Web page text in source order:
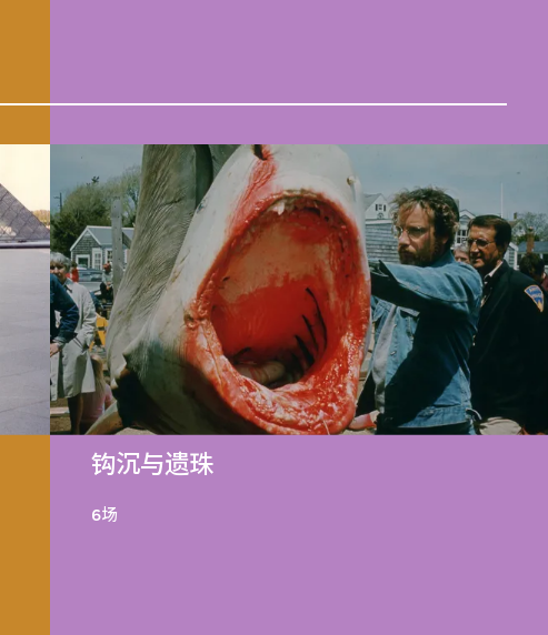
钩沉与遗珠
6场